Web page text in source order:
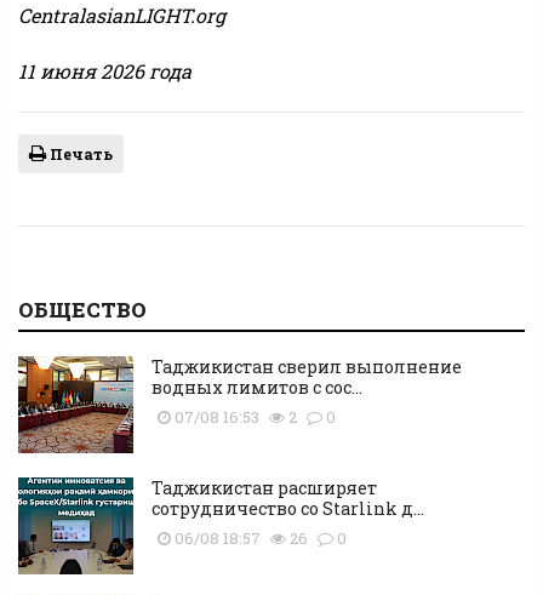
CentralasianLIGHT.org
11 июня 2026 года
Печать
ОБЩЕСТВО
Таджикистан сверил выполнение
водных лимитов с сос...
07/08 16:53 2 0
Таджикистан расширяет
сотрудничество со Starlink д...
06/08 18:57 26 0